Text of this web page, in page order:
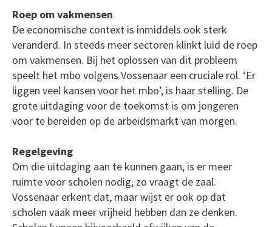
Roep om vakmensen
De economische context is inmiddels ook sterk
veranderd. In steeds meer sectoren klinkt luid de roep
om vakmensen. Bij het oplossen van dit probleem
speelt het mbo volgens Vossenaar een cruciale rol. ‘Er
liggen veel kansen voor het mbo’, is haar stelling. De
grote uitdaging voor de toekomst is om jongeren
voor te bereiden op de arbeidsmarkt van morgen.
Regelgeving
Om die uitdaging aan te kunnen gaan, is er meer
ruimte voor scholen nodig, zo vraagt de zaal.
Vossenaar erkent dat, maar wijst er ook op dat
scholen vaak meer vrijheid hebben dan ze denken.